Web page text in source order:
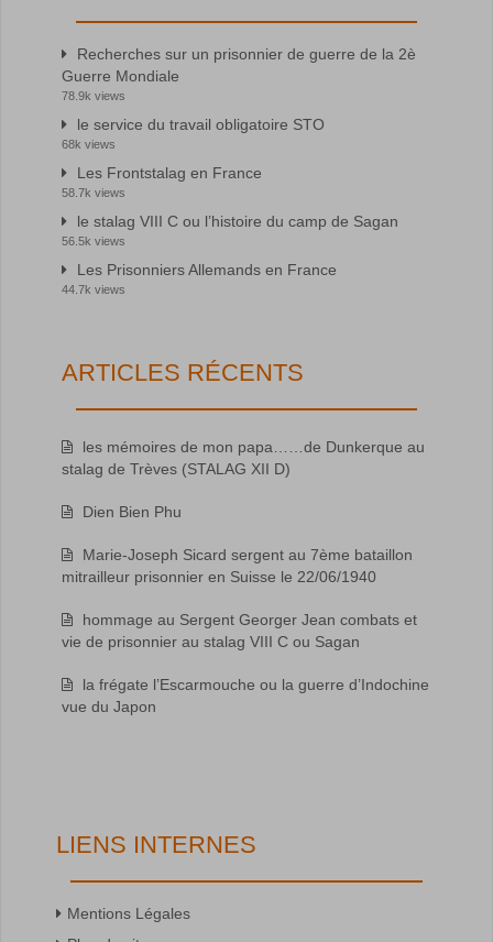
Recherches sur un prisonnier de guerre de la 2è
Guerre Mondiale
78.9k views
le service du travail obligatoire STO
68k views
Les Frontstalag en France
58.7k views
le stalag VIII C ou l’histoire du camp de Sagan
56.5k views
Les Prisonniers Allemands en France
44.7k views
ARTICLES RÉCENTS
les mémoires de mon papa……de Dunkerque au
stalag de Trèves (STALAG XII D)
Dien Bien Phu
Marie-Joseph Sicard sergent au 7ème bataillon
mitrailleur prisonnier en Suisse le 22/06/1940
hommage au Sergent Georger Jean combats et
vie de prisonnier au stalag VIII C ou Sagan
la frégate l’Escarmouche ou la guerre d’Indochine
vue du Japon
LIENS INTERNES
Mentions Légales